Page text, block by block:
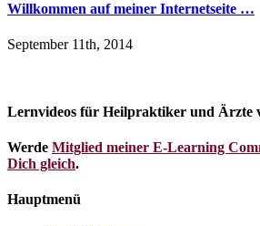
Willkommen auf meiner Internetseite …
September 11th, 2014
Lernvideos für Heilpraktiker und Ärzte
Werde Mitglied meiner E-Learning
Dich gleich.
Hauptmenü